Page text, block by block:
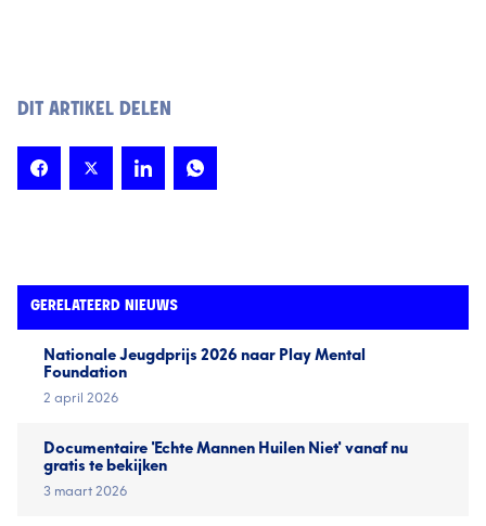
DIT ARTIKEL DELEN
GERELATEERD NIEUWS
Nationale Jeugd­prijs 2026 naar Play Mental
Foundation
2 april 2026
Documentaire 'Echte Mannen Huilen Niet' vanaf nu
gratis te bekijken
3 maart 2026